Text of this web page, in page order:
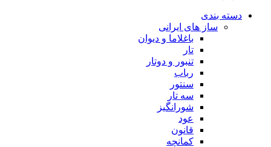
دسته بندی
ساز های ایرانی
باغلاما و دیوان
تار
تنبور و دوتار
رباب
سنتور
سه تار
شورانگیز
عود
قانون
کمانچه